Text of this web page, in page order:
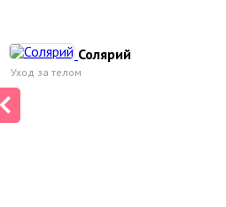
Солярий
Уход за телом